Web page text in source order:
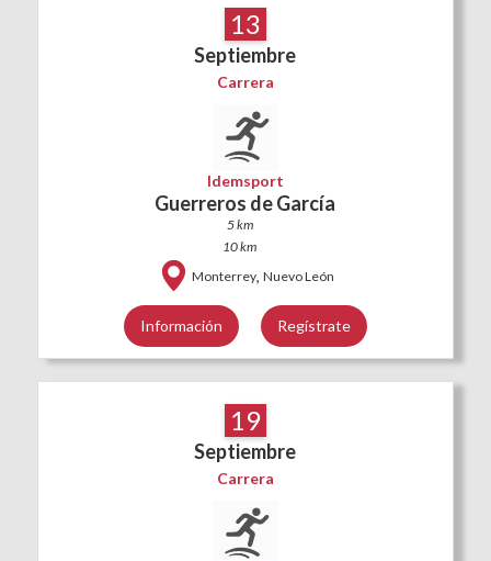
13
Septiembre
Carrera
Idemsport
Guerreros de García
5 km
10 km
Monterrey, Nuevo León
Información Regístrate
19
Septiembre
Carrera